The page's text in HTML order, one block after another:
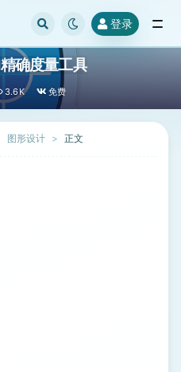
登录
确度量工具
3.6K 免费
图形设计 正文